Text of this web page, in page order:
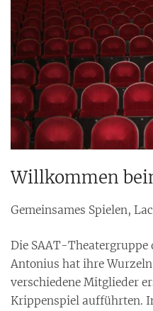
Willkommen
Gemeinsames Spielen,
Die SAAT-Theatergruppe
Antonius hat ihre
verschiedene Mitglieder
Krippenspiel aufführten.